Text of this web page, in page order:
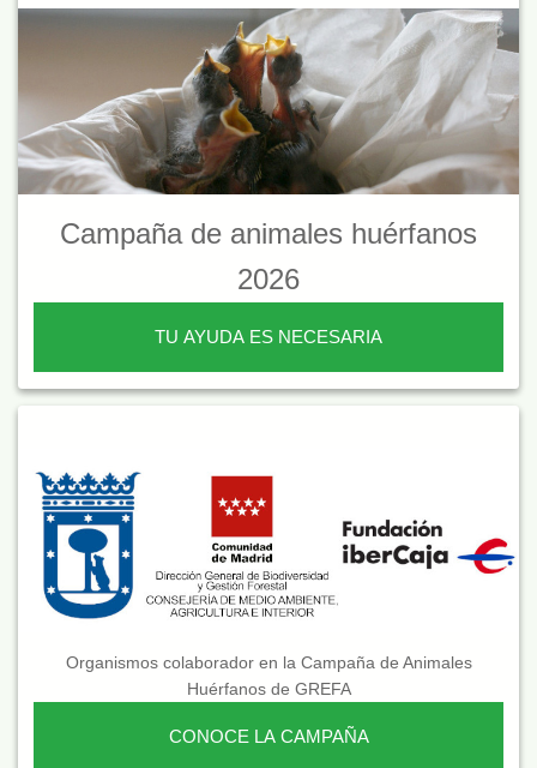
Campaña de animales huérfanos
2026
TU AYUDA ES NECESARIA
Organismos colaborador en la Campaña de Animales
Huérfanos de GREFA
CONOCE LA CAMPAÑA